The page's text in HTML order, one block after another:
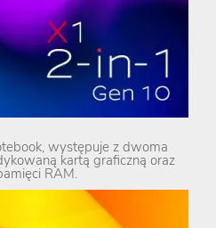
występuje z dwoma
kartą graficzną oraz
RAM.